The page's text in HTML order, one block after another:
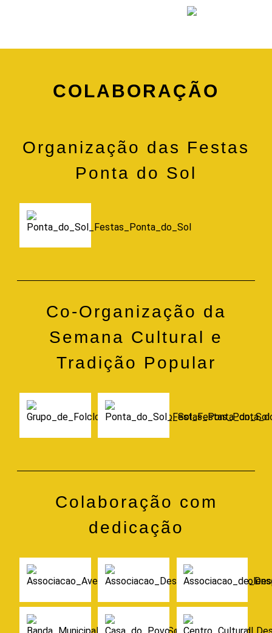
COLABORAÇÃO
Organização das Festas
Ponta do Sol
Co-Organização da
Semana Cultural e
Tradição Popular
Colaboração com
dedicação